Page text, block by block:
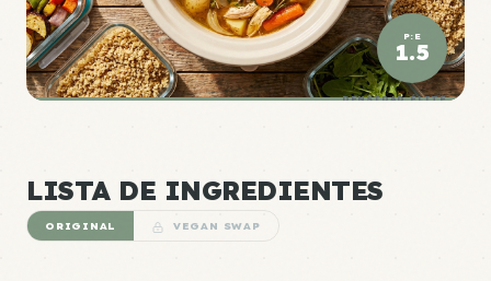
P:E
1.5
DENSIDAD ÉLITE
LISTA DE INGREDIENTES
ORIGINAL VEGAN SWAP